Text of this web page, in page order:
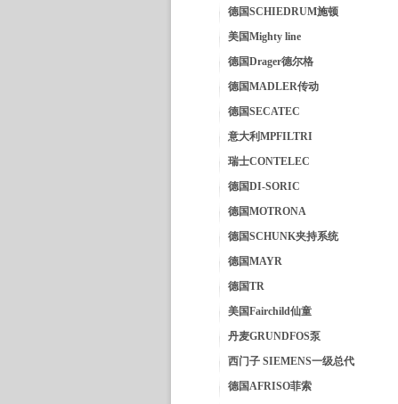
德国SCHIEDRUM施顿
美国Mighty line
德国Drager德尔格
德国MADLER传动
德国SECATEC
意大利MPFILTRI
瑞士CONTELEC
德国DI-SORIC
德国MOTRONA
德国SCHUNK夹持系统
德国MAYR
德国TR
美国Fairchild仙童
丹麦GRUNDFOS泵
西门子 SIEMENS一级总代
德国AFRISO菲索